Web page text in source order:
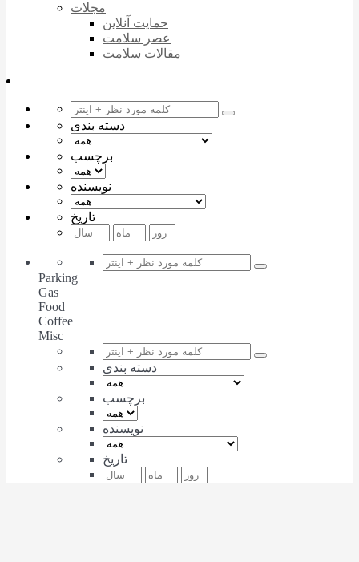
مجلات
حمایت آنلاین
عصر سلامت
مقالات سلامت
دسته بندی
برچسب
نویسنده
تاریخ
Parking
Gas
Food
Coffee
Misc
دسته بندی
برچسب
نویسنده
تاریخ